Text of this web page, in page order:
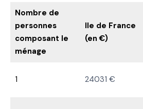
Nombre de
personnes
composant le
ménage
Ile de France
(en €)
1 24031 €